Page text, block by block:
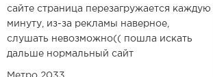
сайте страница перезагружается каждую
минуту, из-за рекламы наверное,
слушать невозможно(( пошла искать
дальше нормальный сайт